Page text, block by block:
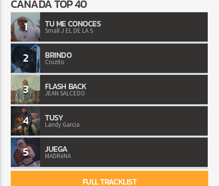
CANADA TOP 40
1 TU ME CONOCES
Small J EL DE LA S
2 BRINDO
Cruzito
3 FLASH BACK
JEAN SALCEDO
4 TUSY
Landy Garcia
5 JUEGA
MADRiiNA
FULL TRACKLIST